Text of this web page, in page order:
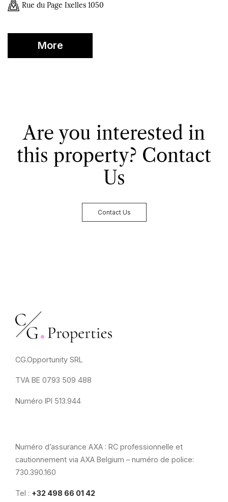
Rue du Page Ixelles 1050
More
Are you interested in
this property? Contact
Us
Contact Us
CG.Opportunity SRL
TVA BE 0793 509 488
Numéro IPI 513.944
Numéro d’assurance AXA : RC professionnelle et
cautionnement via AXA Belgium – numéro de police:
730.390.160
Tel : +32 498 66 01 42